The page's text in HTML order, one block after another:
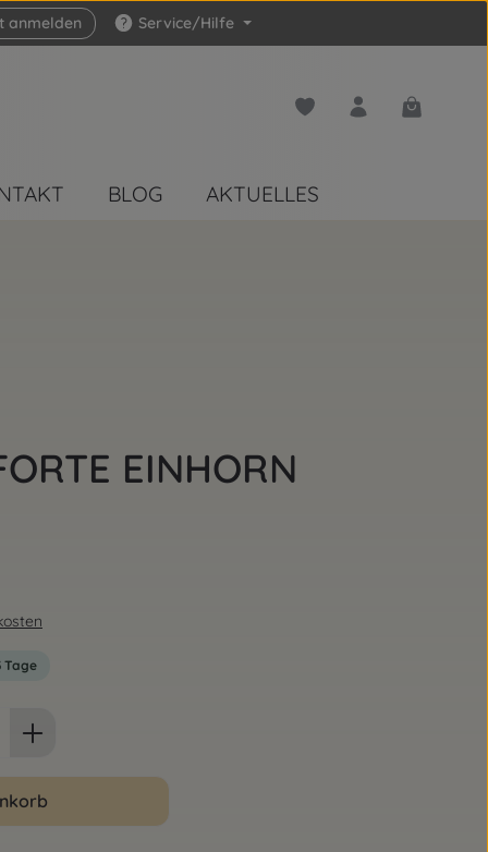
anmelden Service/Hilfe
Du hast 0 Produkte auf
BLOG AKTUELLES
EINHORN
Tage
den gewünschten Wert ein oder